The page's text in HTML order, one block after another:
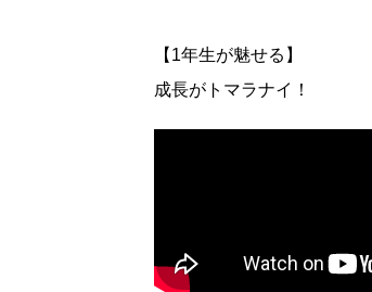
【1年生が魅せる】
成長がトマラナイ！